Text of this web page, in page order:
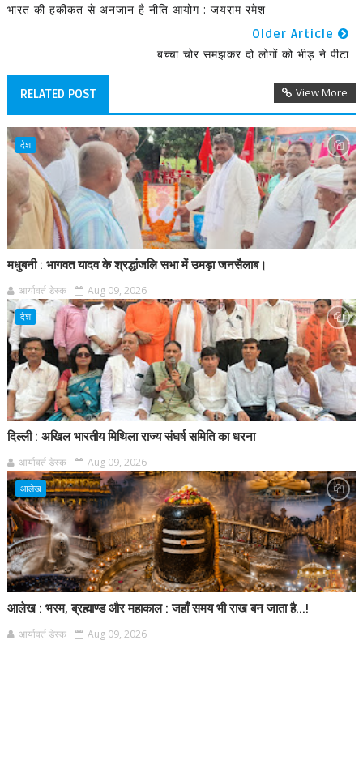
भारत की हकीकत से अनजान है नीति आयोग : जयराम रमेश
Older Article
बच्चा चोर समझकर दो लोगों को भीड़ ने पीटा
RELATED POST View More
देश
मधुबनी : भागवत यादव के श्रद्धांजलि सभा में उमड़ा जनसैलाब।
आर्यावर्त डेस्क Aug 09, 2026
देश
दिल्ली : अखिल भारतीय मिथिला राज्य संघर्ष समिति का धरना
आर्यावर्त डेस्क Aug 09, 2026
आलेख
आलेख : भस्म, ब्रह्माण्ड और महाकाल : जहाँ समय भी राख बन जाता है...!
आर्यावर्त डेस्क Aug 09, 2026